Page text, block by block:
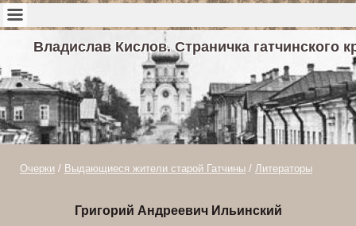
Владислав Кислов. Страничка гатчинского
Очерки / Выдающиеся жители старой Гатчины / Литераторы
Григорий Андреевич Ильинский